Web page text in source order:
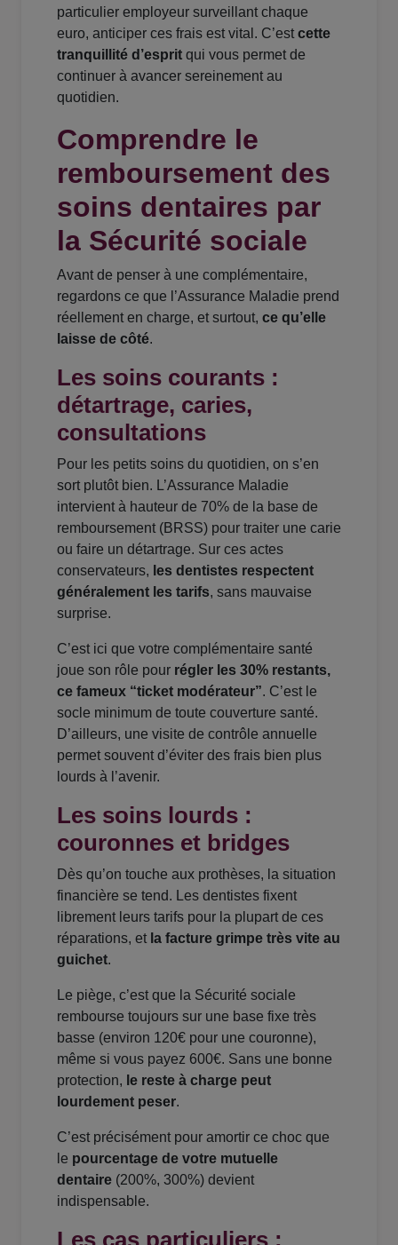
particulier employeur surveillant chaque
euro, anticiper ces frais est vital. C’estcette
tranquillité d’esprit qui vous permet de
continuer à avancer sereinement au
quotidien.
Comprendre le
remboursement des
soins dentaires par
la Sécurité sociale
Avant de penser à une complémentaire,
regardons ce que l’Assurance Maladie prend
réellement en charge, et surtout, ce qu’elle
laisse de côté.
Les soins courants :
détartrage, caries,
consultations
Pour les petits soins du quotidien, on s’en
sort plutôt bien. L’Assurance Maladie
intervient à hauteur de 70% de la base de
remboursement (BRSS) pour traiter une carie
ou faire un détartrage. Sur ces actes
conservateurs, les dentistes respectent
généralement les tarifs, sans mauvaise
surprise.
C’est ici que votre complémentaire santé
joue son rôle pour régler les 30% restants,
ce fameux “ticket modérateur”. C’est le
socle minimum de toute couverture santé.
D’ailleurs, une visite de contrôle annuelle
permet souvent d’éviter des frais bien plus
lourds à l’avenir.
Les soins lourds :
couronnes et bridges
Dès qu’on touche aux prothèses, la situation
financière se tend. Les dentistes fixent
librement leurs tarifs pour la plupart de ces
réparations, et la facture grimpe très vite au
guichet.
Le piège, c’est que la Sécurité sociale
rembourse toujours sur une base fixe très
basse (environ 120€ pour une couronne),
même si vous payez 600€. Sans une bonne
protection, le reste à charge peut
lourdement peser.
C’est précisément pour amortir ce choc que
le pourcentage de votre mutuelle
dentaire (200%, 300%) devient
indispensable.